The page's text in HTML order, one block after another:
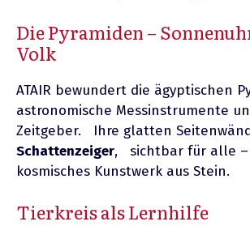
Die Pyramiden –
Volk
ATAIR bewundert die ägyptischen
astronomische Messinstrumente
Zeitgeber. Ihre glatten
Schattenzeiger, sichtbar für alle –
kosmisches Kunstwerk aus Stein.
Tierkreis als Lernhilfe